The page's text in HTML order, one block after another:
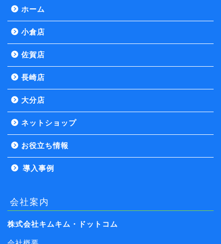
ホーム
小倉店
佐賀店
長崎店
大分店
ネットショップ
お役立ち情報
導入事例
会社案内
株式会社キムキム・ドットコム